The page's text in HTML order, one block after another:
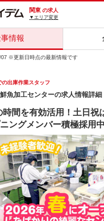
関東 の求人
▼エリア変更
情報
07 ※更新日時点の最新情報です
出庫作業スタッフ
魚加工センターの求人情報詳
時間を有効活用！土日祝
ングメンバー積極採用